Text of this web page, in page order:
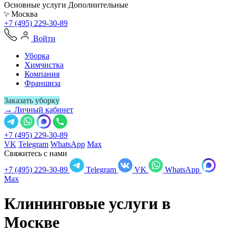
Основные услуги Дополнительные
Москва
+7 (495) 229-30-89
Войти
Уборка
Химчистка
Компания
Франшиза
Заказать уборку
→ Личный кабинет
+7 (495) 229-30-89
VK Telegram WhatsApp Max
Свяжитесь с нами
+7 (495) 229-30-89
Telegram VK
WhatsApp
Max
Клининговые услуги в
Москве